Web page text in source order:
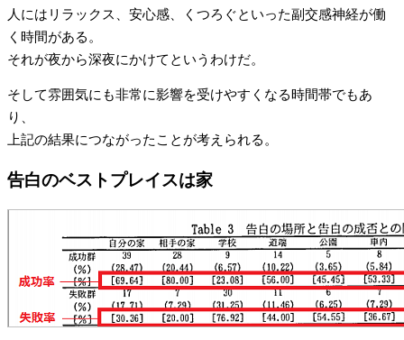
人にはリラックス、安心感、くつろぐといった副交感神経が働
く時間がある。
それが夜から深夜にかけてというわけだ。
そして雰囲気にも非常に影響を受けやすくなる時間帯でもあ
り、
上記の結果につながったことが考えられる。
告白のベストプレイスは家